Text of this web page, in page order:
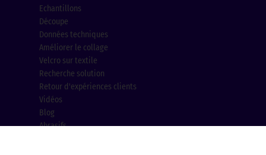
Echantillons
Découpe
Données techniques
Améliorer le collage
Velcro sur textile
Recherche solution
Retour d'expériences clients
Vidéos
Blog
Abrasifs